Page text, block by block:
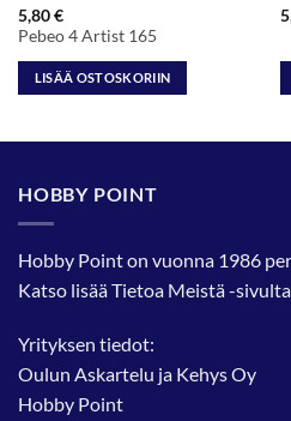
5,80€
Pebeo 4 Artist 165
LISÄÄ OSTOSKORIIN
HOBBY POINT
Hobby Point on vuonna 1986
Katso lisääTietoa Meistä-sivulta.
Yrityksen tiedot:
Oulun Askartelu ja Kehys Oy
Hobby Point